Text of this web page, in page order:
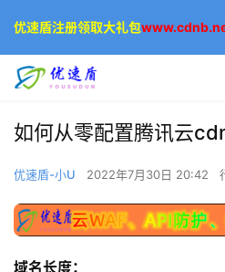
如何从零配置腾讯云
优速盾-小U 2022年7月30日 20:42
域名长度：
优速盾注册领取大礼包